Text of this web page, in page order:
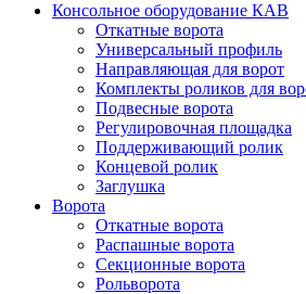
Консольное оборудование КАВ
Откатные ворота
Универсальный профиль
Направляющая для ворот
Комплекты роликов для
Подвесные ворота
Регулировочная площадка
Поддерживающий ролик
Концевой ролик
Заглушка
Ворота
Откатные ворота
Распашные ворота
Секционные ворота
Рольворота